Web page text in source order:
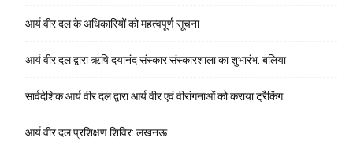
आर्य वीर दल के अधिकारियों को महत्वपूर्ण सूचना
आर्य वीर दल द्वारा ऋषि दयानंद संस्कार संस्कारशाला का शुभारंभ: बलिया
सार्वदेशिक आर्य वीर दल द्वारा आर्य वीर एवं वीरांगनाओं को कराया ट्रैकिंग:
आर्य वीर दल प्रशिक्षण शिविर: लखनऊ